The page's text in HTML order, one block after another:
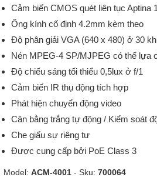
Cảm biến CMOS quét liên tục Aptina
Ống kính cố định 4.2mm kèm theo
Độ phân giải VGA (640 x 480) ở 30
Nén MPEG-4 SP/MJPEG có thể lựa
Độ chiếu sáng tối thiểu 0,5lux ở f/1
Cảm biến IR thụ động tích hợp
Phát hiện chuyển động video
Cân bằng trắng tự động / Kiểm soát
Che giấu sự riêng tư
Được cung cấp bởi PoE Class 3
Model: ACM-4001 - Sku: 700064